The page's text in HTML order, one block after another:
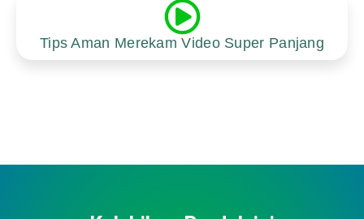
Tips Aman Merekam Video Super Panjang